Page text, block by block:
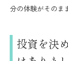
分の体験がそのま
投資を決